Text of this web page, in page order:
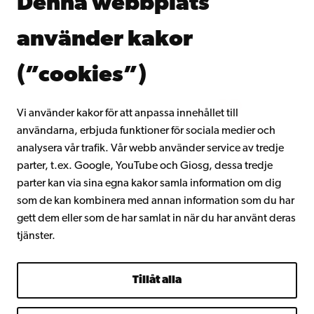
använder kakor
(”cookies”)
Vi använder kakor för att anpassa innehållet till
användarna, erbjuda funktioner för sociala medier och
analysera vår trafik. Vår webb använder service av tredje
parter, t.ex. Google, YouTube och Giosg, dessa tredje
parter kan via sina egna kakor samla information om dig
som de kan kombinera med annan information som du har
gett dem eller som de har samlat in när du har använt deras
tjänster.
Tillåt alla
Kontinuerligt lärande
Gå med i Åbo Akademis alumnnätverk
Intranätet
Facebook InstagramYouTube LinkedIn Blog Snapchat